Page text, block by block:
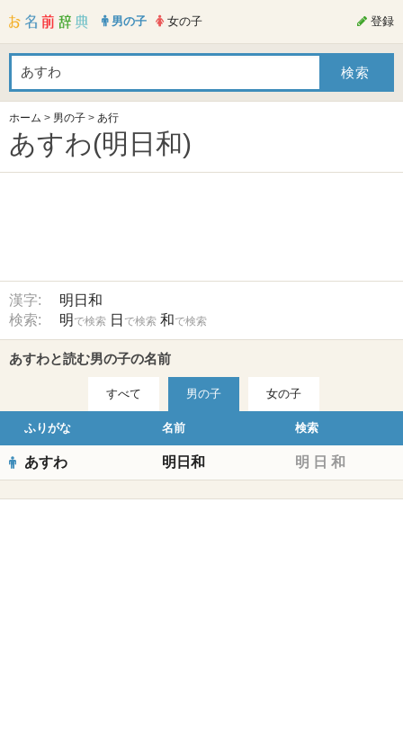
男の子 女の子 登録
ホーム > 男の子 > あ行
あすわ(明日和)
漢字:
明日和
検索:
明 で検索 日 で検索 和で検索
あすわと読む男の子の名前
すべて 男の子 女の子
ふりがな 名前 検索
あすわ 明日和 明 日 和